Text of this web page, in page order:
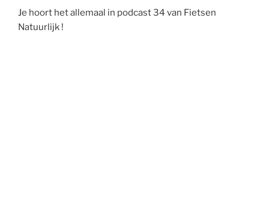
Je hoort het allemaal in podcast 34 van Fietsen
Natuurlijk !